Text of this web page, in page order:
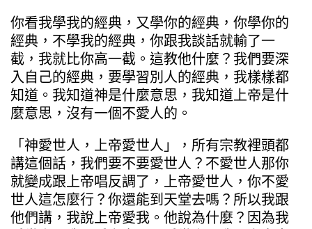
你看我學我的經典，又學你的經典，你學你的
經典，不學我的經典，你跟我談話就輸了一
截，我就比你高一截。這教他什麼？我們要深
入自己的經典，要學習別人的經典，我樣樣都
知道。我知道神是什麼意思，我知道上帝是什
麼意思，沒有一個不愛人的。
「神愛世人，上帝愛世人」，所有宗教裡頭都
講這個話，我們要不要愛世人？不愛世人那你
就變成跟上帝唱反調了，上帝愛世人，你不愛
世人這怎麼行？你還能到天堂去嗎？所以我跟
他們講，我說上帝愛我。他說為什麼？因為我